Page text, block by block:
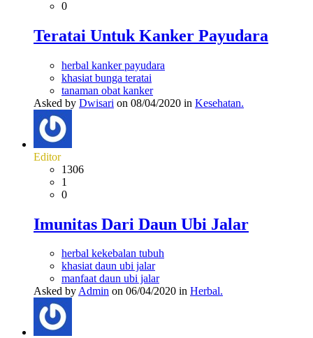
0
Teratai Untuk Kanker Payudara
herbal kanker payudara
khasiat bunga teratai
tanaman obat kanker
Asked by Dwisari on 08/04/2020 in Kesehatan.
Editor
1306
1
0
Imunitas Dari Daun Ubi Jalar
herbal kekebalan tubuh
khasiat daun ubi jalar
manfaat daun ubi jalar
Asked byAdmin on 06/04/2020 in Herbal.